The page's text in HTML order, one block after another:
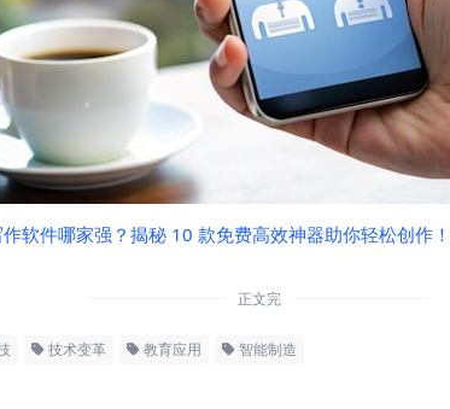
软件哪家强？揭秘 10 款免费高效神器助你轻松创作！
正文完
技术变革 教育应用 智能制造